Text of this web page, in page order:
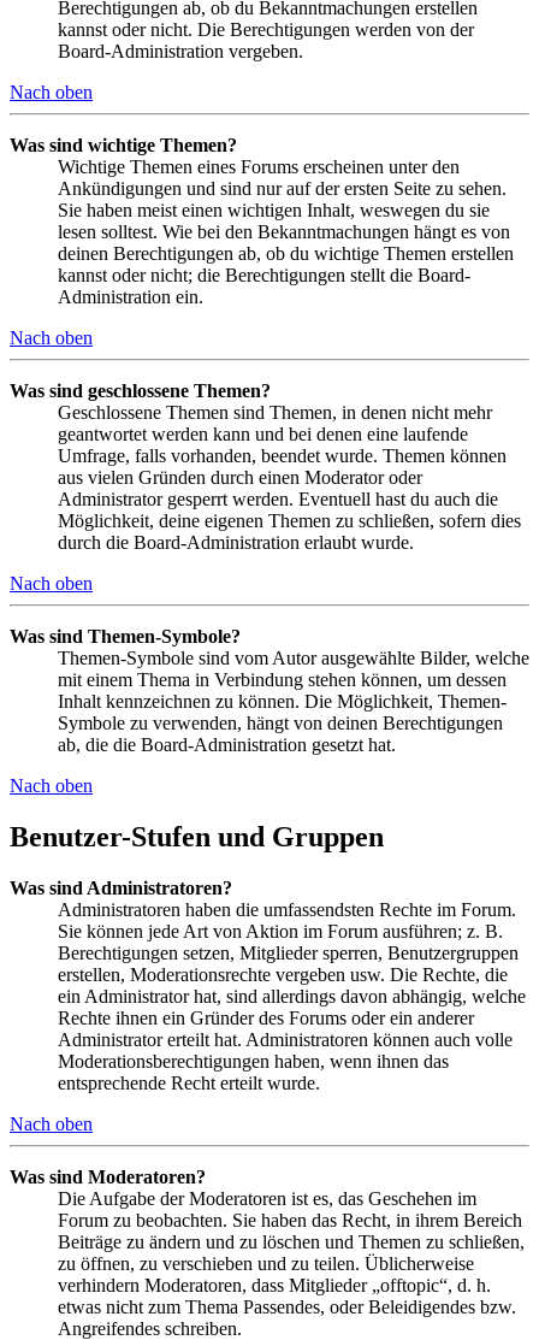
Berechtigungen ab, ob du Bekanntmachungen erstellen
kannst oder nicht. Die Berechtigungen werden von der
Board-Administration vergeben.
Nach oben
Was sind wichtige Themen?
Wichtige Themen eines Forums erscheinen unter den
Ankündigungen und sind nur auf der ersten Seite zu sehen.
Sie haben meist einen wichtigen Inhalt, weswegen du sie
lesen solltest. Wie bei den Bekanntmachungen hängt es von
deinen Berechtigungen ab, ob du wichtige Themen erstellen
kannst oder nicht; die Berechtigungen stellt die Board-
Administration ein.
Nach oben
Was sind geschlossene Themen?
Geschlossene Themen sind Themen, in denen nicht mehr
geantwortet werden kann und bei denen eine laufende
Umfrage, falls vorhanden, beendet wurde. Themen können
aus vielen Gründen durch einen Moderator oder
Administrator gesperrt werden. Eventuell hast du auch die
Möglichkeit, deine eigenen Themen zu schließen, sofern dies
durch die Board-Administration erlaubt wurde.
Nach oben
Was sind Themen-Symbole?
Themen-Symbole sind vom Autor ausgewählte Bilder, welche
mit einem Thema in Verbindung stehen können, um dessen
Inhalt kennzeichnen zu können. Die Möglichkeit, Themen-
Symbole zu verwenden, hängt von deinen Berechtigungen
ab, die die Board-Administration gesetzt hat.
Nach oben
Benutzer-Stufen und Gruppen
Was sind Administratoren?
Administratoren haben die umfassendsten Rechte im Forum.
Sie können jede Art von Aktion im Forum ausführen; z. B.
Berechtigungen setzen, Mitglieder sperren, Benutzergruppen
erstellen, Moderationsrechte vergeben usw. Die Rechte, die
ein Administrator hat, sind allerdings davon abhängig, welche
Rechte ihnen ein Gründer des Forums oder ein anderer
Administrator erteilt hat. Administratoren können auch volle
Moderationsberechtigungen haben, wenn ihnen das
entsprechende Recht erteilt wurde.
Nach oben
Was sind Moderatoren?
Die Aufgabe der Moderatoren ist es, das Geschehen im
Forum zu beobachten. Sie haben das Recht, in ihrem Bereich
Beiträge zu ändern und zu löschen und Themen zu schließen,
zu öffnen, zu verschieben und zu teilen. Üblicherweise
verhindern Moderatoren, dass Mitglieder „offtopic“, d. h.
etwas nicht zum Thema Passendes, oder Beleidigendes bzw.
Angreifendes schreiben.